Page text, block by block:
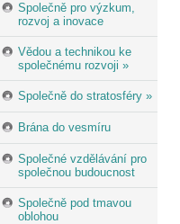
Společně pro výzkum,
rozvoj a inovace
Vědou a technikou ke
společnému rozvoji »
Společně do stratosféry »
Brána do vesmíru
Společné vzdělávání pro
společnou budoucnost
Společně pod tmavou
oblohou